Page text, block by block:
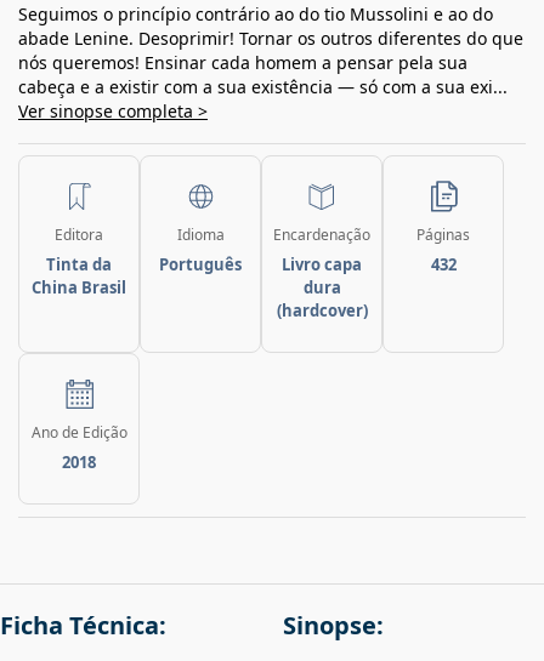
Seguimos o princípio contrário ao do tio Mussolini e ao do
abade Lenine. Desoprimir! Tornar os outros diferentes do que
nós queremos! Ensinar cada homem a pensar pela sua
cabeça e a existir com a sua existência — só com a sua exi...
Ver sinopse completa >
Editora
Tinta da
China Brasil
Idioma
Português
Encardenação
Livro capa
dura
(hardcover)
Páginas
432
Ano de Edição
2018
Ficha Técnica: Sinopse: